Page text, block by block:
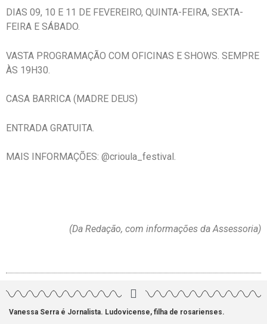
DIAS 09, 10 E 11 DE FEVEREIRO, QUINTA-FEIRA, SEXTA-
FEIRA E SÁBADO.
VASTA PROGRAMAÇÃO COM OFICINAS E SHOWS. SEMPRE
ÀS 19H30.
CASA BARRICA (MADRE DEUS)
ENTRADA GRATUITA.
MAIS INFORMAÇÕES: @crioula_festival.
(Da Redação, com informações da Assessoria)
Vanessa Serra é Jornalista. Ludovicense, filha de rosarienses.